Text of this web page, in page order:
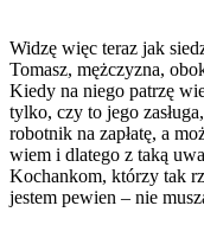
Widzę więc teraz jak
Tomasz, mężczyzna,
Kiedy na niego patrzę
tylko, czy to jego
robotnik na zapłatę, a
wiem i dlatego z taką
Kochankom, którzy tak
jestem pewien – nie